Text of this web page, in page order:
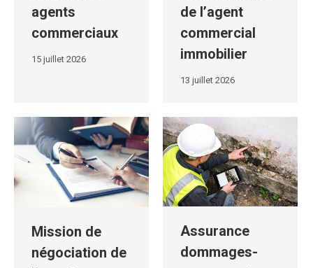
agents
commerciaux
15 juillet 2026
de l’agent
commercial
immobilier
13 juillet 2026
Mission de
négociation de
Assurance
dommages-